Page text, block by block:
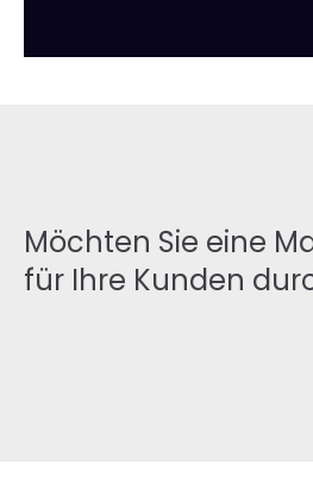
Möchten Sie eine
für Ihre Kunden